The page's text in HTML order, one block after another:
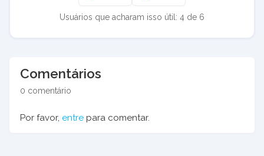
Usuários que acharam isso útil: 4 de 6
Comentários
0 comentário
Por favor, entre para comentar.